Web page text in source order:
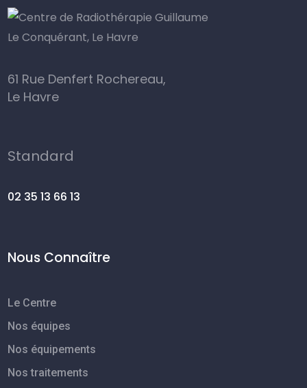
61 Rue Denfert Rochereau,
Le Havre
Standard
02 35 13 66 13
Nous Connaître
Le Centre
Nos équipes
Nos équipements
Nos traitements